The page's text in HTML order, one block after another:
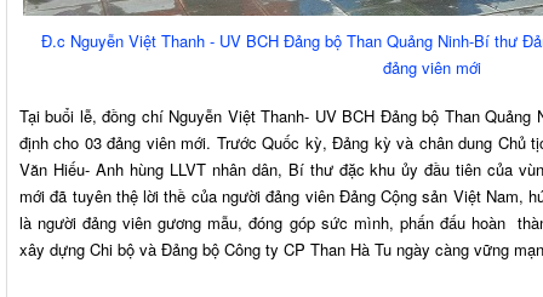
Đ.c Nguyễn Việt Thanh - UV BCH Đảng bộ Than Quảng Ninh-Bí thư
đảng viên mới
Tại buổi lễ, đồng chí Nguyễn Việt Thanh- UV BCH Đảng bộ Than
định cho 03 đảng viên mới. Trước Quốc kỳ, Đảng kỳ và chân dung Chủ
Văn Hiếu- Anh hùng LLVT nhân dân, Bí thư đặc khu ủy đầu tiên của
mới đã tuyên thệ lời thề của người đảng viên Đảng Cộng sản Việt Nam,
là người đảng viên gương mẫu, đóng góp sức mình, phấn đấu hoàn
xây dựng Chi bộ và Đảng bộ Công ty CP Than Hà Tu ngày càng vững